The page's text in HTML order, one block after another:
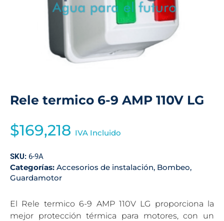
Rele termico 6-9 AMP 110V LG
$169,218 IVA Incluido
SKU: 6-9A
Categorías: Accesorios de instalación, Bombeo,
Guardamotor
El Rele termico 6-9 AMP 110V LG proporciona la
mejor protección térmica para motores, con un